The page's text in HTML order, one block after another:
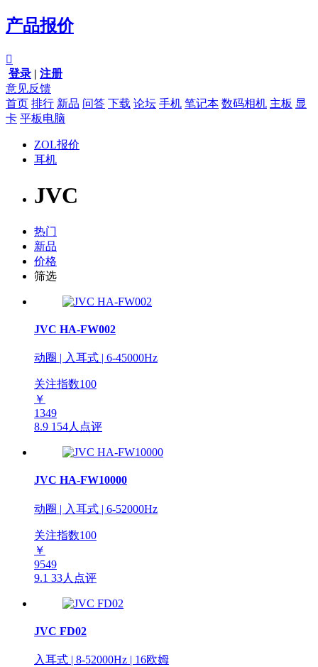
产品报价

登录 | 注册
意见反馈
首页 排行 新品 问答 下载 论坛 手机 笔记本 数码相机 主板 显
卡 平板电脑
ZOL报价
耳机
JVC
热门
新品
价格
筛选
JVC HA-FW002
动圈 | 入耳式 | 6-45000Hz
关注指数100
￥
1349
8.9 154人点评
JVC HA-FW10000
动圈 | 入耳式 | 6-52000Hz
关注指数100
￥
9549
9.1 33人点评
JVC FD02
入耳式 | 8-52000Hz | 16欧姆